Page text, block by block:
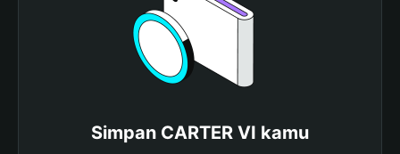
Simpan CARTER VI kamu